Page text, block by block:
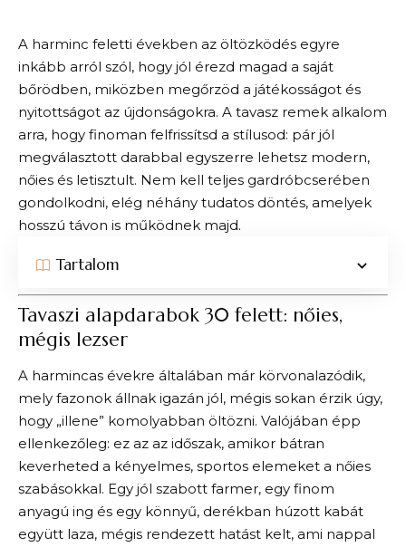
A harminc feletti években az öltözködés egyre
inkább arról szól, hogy jól érezd magad a saját
bőrödben, miközben megőrzöd a játékosságot és
nyitottságot az újdonságokra. A tavasz remek alkalom
arra, hogy finoman felfrissítsd a stílusod: pár jól
megválasztott darabbal egyszerre lehetsz modern,
nőies és letisztult. Nem kell teljes gardróbcserében
gondolkodni, elég néhány tudatos döntés, amelyek
hosszú távon is működnek majd.
Tartalom
Tavaszi alapdarabok 30 felett: nőies,
mégis lezser
A harmincas évekre általában már körvonalazódik,
mely fazonok állnak igazán jól, mégis sokan érzik úgy,
hogy „illene” komolyabban öltözni. Valójában épp
ellenkezőleg: ez az az időszak, amikor bátran
keverheted a kényelmes, sportos elemeket a nőies
szabásokkal. Egy jól szabott farmer, egy finom
anyagú ing és egy könnyű, derékban húzott kabát
együtt laza, mégis rendezett hatást kelt, ami nappal